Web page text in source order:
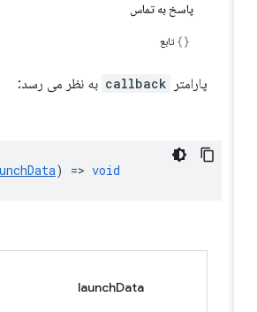
پاسخ به تماس
تابع
پارامتر callback به نظر می رسد:
LaunchData) => void
launchData